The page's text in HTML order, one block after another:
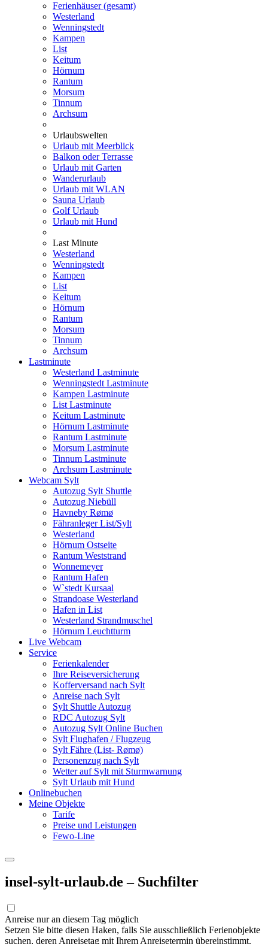
Ferienhäuser (gesamt)
Westerland
Wenningstedt
Kampen
List
Keitum
Hörnum
Rantum
Morsum
Tinnum
Archsum
Urlaubswelten
Urlaub mit Meerblick
Balkon oder Terrasse
Urlaub mit Garten
Wanderurlaub
Urlaub mit WLAN
Sauna Urlaub
Golf Urlaub
Urlaub mit Hund
Last Minute
Westerland
Wenningstedt
Kampen
List
Keitum
Hörnum
Rantum
Morsum
Tinnum
Archsum
Lastminute
Westerland Lastminute
Wenningstedt Lastminute
Kampen Lastminute
List Lastminute
Keitum Lastminute
Hörnum Lastminute
Rantum Lastminute
Morsum Lastminute
Tinnum Lastminute
Archsum Lastminute
Webcam Sylt
Autozug Sylt Shuttle
Autozug Niebüll
Havneby Rømø
Fähranleger List/Sylt
Westerland
Hörnum Ostseite
Rantum Weststrand
Wonnemeyer
Rantum Hafen
W`stedt Kursaal
Strandoase Westerland
Hafen in List
Westerland Strandmuschel
Hörnum Leuchtturm
Live Webcam
Service
Ferienkalender
Ihre Reiseversicherung
Kofferversand nach Sylt
Anreise nach Sylt
Sylt Shuttle Autozug
RDC Autozug Sylt
Autozug Sylt Online Buchen
Sylt Flughafen / Flugzeug
Sylt Fähre (List- Rømø)
Personenzug nach Sylt
Wetter auf Sylt mit Sturmwarnung
Sylt Urlaub mit Hund
Onlinebuchen
Meine Objekte
Tarife
Preise und Leistungen
Fewo-Line
insel-sylt-urlaub.de – Suchfilter
Anreise nur an diesem Tag möglich
Setzen Sie bitte diesen Haken, falls Sie ausschließlich Ferienobjekte
suchen, deren Anreisetag mit Ihrem Anreisetermin übereinstimmt.